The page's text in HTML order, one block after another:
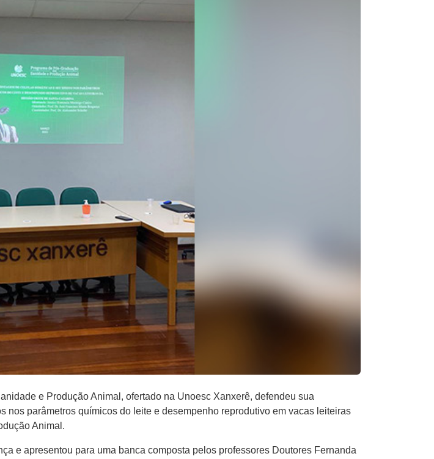
e Produção Animal, ofertado na Unoesc Xanxerê, defendeu sua
nos parâmetros químicos do leite e desempenho reprodutivo em vacas leiteiras
Animal.
e apresentou para uma banca composta pelos professores Doutores Fernanda